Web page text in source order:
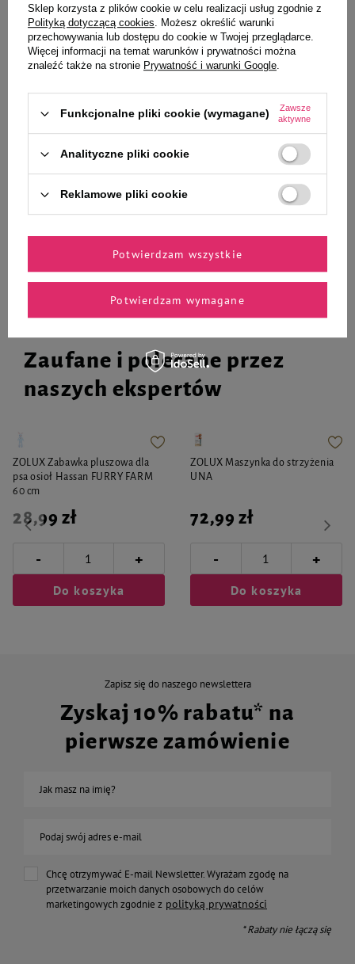
Korona Natury Paśnik ziołowy z
hibiskusem dla królików i
7,99 zł 114,14 zł / kg
+
Do koszyka
Pokarm dla królików Versele Laga
Crispy Pellets 2kg
12,50 zł / kg
Do koszyka
Zaufane i polecane przez
naszych ekspertów
ZOLUX Zabawka pluszowa dla
psa osioł Hassan FURRY FARM
60 cm
28,99 zł
- +
Do koszyka
ZOLUX Maszynka do strzyżenia
UNA
72,99 zł
- +
Do koszyka
Zapisz się do naszego newslettera
Zyskaj 10% rabatu* na
pierwsze zamówienie
Jak masz na imię?
Podaj swój adres e-mail
Chcę otrzymywać E-mail Newsletter. Wyrażam zgodę na
przetwarzanie moich danych osobowych do celów
marketingowych zgodnie z polityką prywatności
* Rabaty nie łączą się
Sklep korzysta z plików cookie w celu realizacji usług zgodnie z
Polityką dotyczącą cookies. Możesz określić warunki
przechowywania lub dostępu do cookie w Twojej przeglądarce.
Więcej informacji na temat warunków i prywatności można
znaleźć także na stronie Prywatność i warunki Google.
Funkcjonalne pliki cookie (wymagane)
Zawsze
aktywne
Analityczne pliki cookie
Reklamowe pliki cookie
Potwierdzam wymagane
Potwierdzam wszystkie